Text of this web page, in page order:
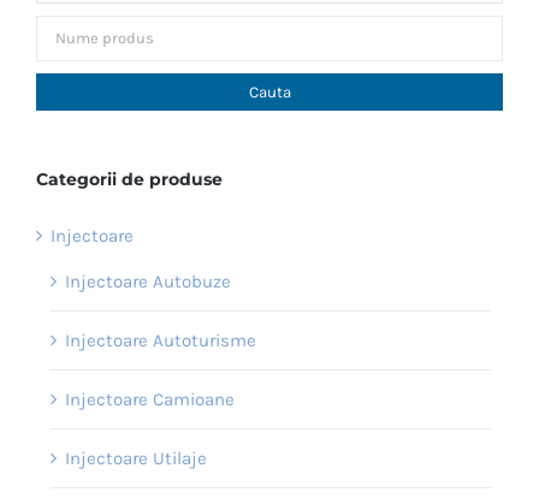
Categorii de produse
Injectoare
Injectoare Autobuze
Injectoare Autoturisme
Injectoare Camioane
Injectoare Utilaje